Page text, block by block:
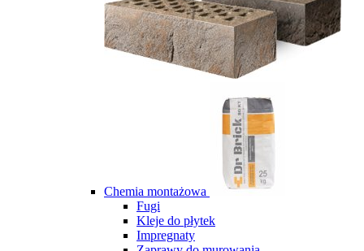
Chemia montażowa
Fugi
Kleje do płytek
Impregnaty